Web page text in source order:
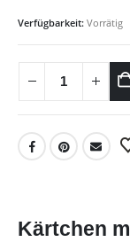
Verfügbarkeit: Vorrätig
Kärtchen